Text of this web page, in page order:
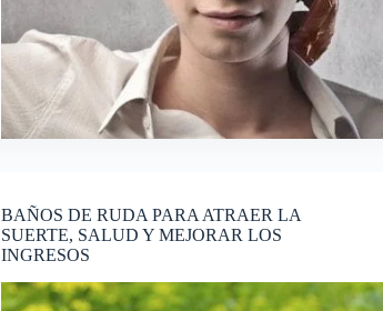
BAÑOS DE RUDA PARA ATRAER LA
SUERTE, SALUD Y MEJORAR LOS
INGRESOS